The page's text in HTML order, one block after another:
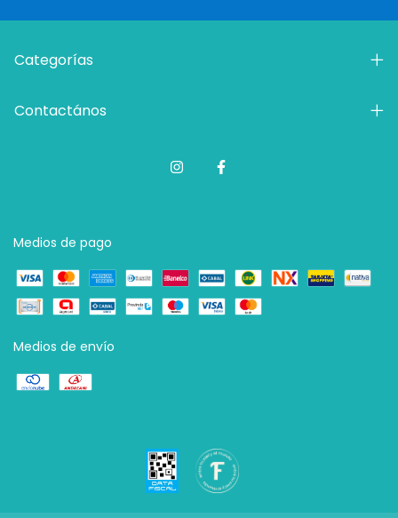
Categorías
Contactános
Medios de pago
Medios de envío